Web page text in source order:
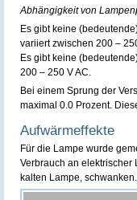
Abhängigkeit von
Es gibt keine
variiert zwischen 200 –
Es gibt keine
200 – 250 V AC.
Bei einem Sprung der
maximal 0.0 Prozent.
Aufwärmeffekte
Für die Lampe wurde
Verbrauch an elektrischer
kalten Lampe,